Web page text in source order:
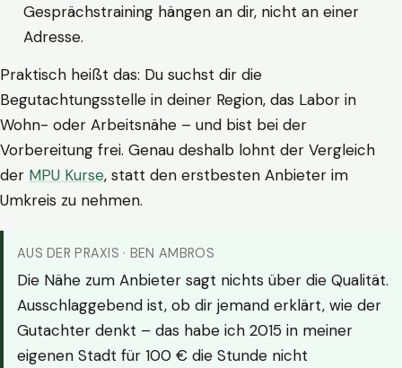
Gesprächstraining hängen an dir, nicht an einer
Adresse.
Praktisch heißt das: Du suchst dir die
Begutachtungsstelle in deiner Region, das Labor in
Wohn- oder Arbeitsnähe – und bist bei der
Vorbereitung frei. Genau deshalb lohnt der Vergleich
der MPU Kurse, statt den erstbesten Anbieter im
Umkreis zu nehmen.
AUS DER PRAXIS · BEN AMBROS
Die Nähe zum Anbieter sagt nichts über die Qualität.
Ausschlaggebend ist, ob dir jemand erklärt, wie der
Gutachter denkt – das habe ich 2015 in meiner
eigenen Stadt für 100 € die Stunde nicht